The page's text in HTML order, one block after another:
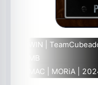
WIN |
MB
MAC | MORiA |